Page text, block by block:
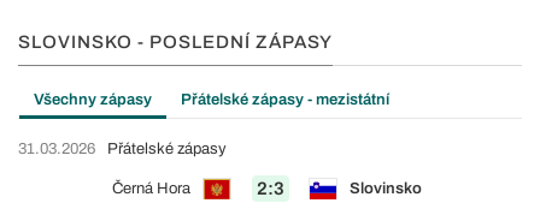
SLOVINSKO - POSLEDNÍ ZÁPASY
Všechny zápasy Přátelské zápasy - mezistátní
31.03.2026
Černá Hora 2:3 Slovinsko
Přátelské zápasy